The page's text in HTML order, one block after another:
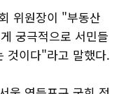
위원장이 "부동산
궁극적으로 서민들
것이다"라고 말했다.